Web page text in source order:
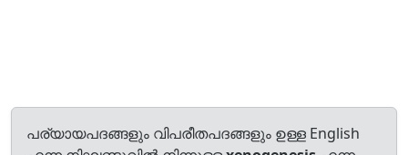
പര്യായപദങ്ങളും വിപരീതപദങ്ങളും ഉള്ള English